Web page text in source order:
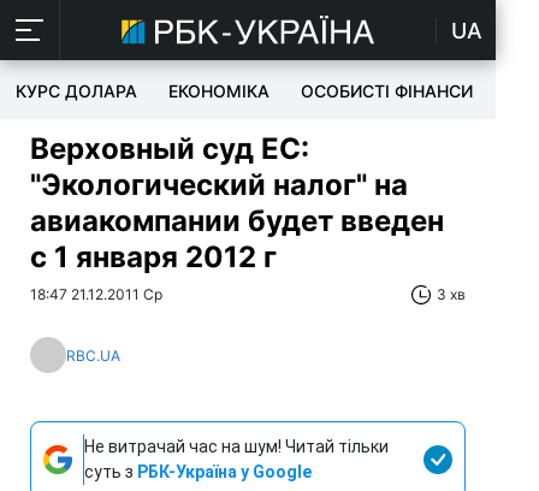
UA
КУРС ДОЛАРА ЕКОНОМІКА ОСОБИСТІ ФІНАНСИ
Верховный суд ЕС:
"Экологический налог" на
авиакомпании будет введен
с 1 января 2012 г
18:47 21.12.2011 Ср 3 хв
RBC.UA
Не витрачай час на шум! Читай тільки
суть з РБК-Україна у Google